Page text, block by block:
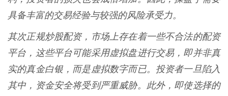
具备丰富的交易经验与较强的风险承受力。
其次正规炒股配资，市场上存在着一些不合法的配资
平台，这些平台可能采用虚拟盘进行交易，即并非真
实的真金白银，而是虚拟数字而已。投资者一旦陷入
其中，资金安全将受到严重威胁。此外，即使选择的